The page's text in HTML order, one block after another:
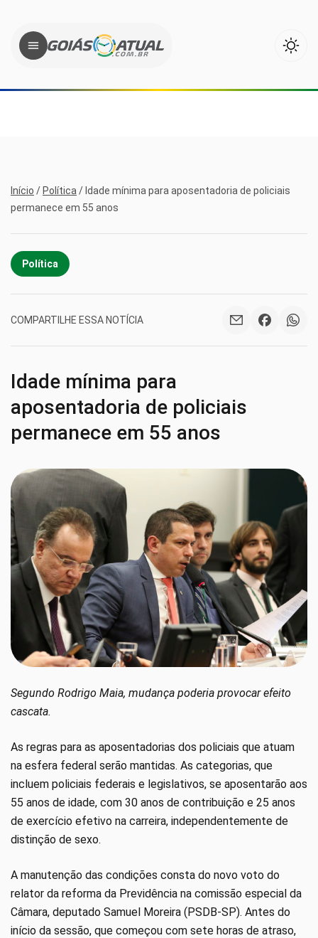
Início / Política / Idade mínima para aposentadoria de policiais
permanece em 55 anos
Política
COMPARTILHE ESSA NOTÍCIA
Idade mínima para
aposentadoria de policiais
permanece em 55 anos
Segundo Rodrigo Maia, mudança poderia provocar efeito
cascata.
As regras para as aposentadorias dos policiais que atuam
na esfera federal serão mantidas. As categorias, que
incluem policiais federais e legislativos, se aposentarão aos
55 anos de idade, com 30 anos de contribuição e 25 anos
de exercício efetivo na carreira, independentemente de
distinção de sexo.
A manutenção das condições consta do novo voto do
relator da reforma da Previdência na comissão especial da
Câmara, deputado Samuel Moreira (PSDB-SP). Antes do
início da sessão, que começou com sete horas de atraso,